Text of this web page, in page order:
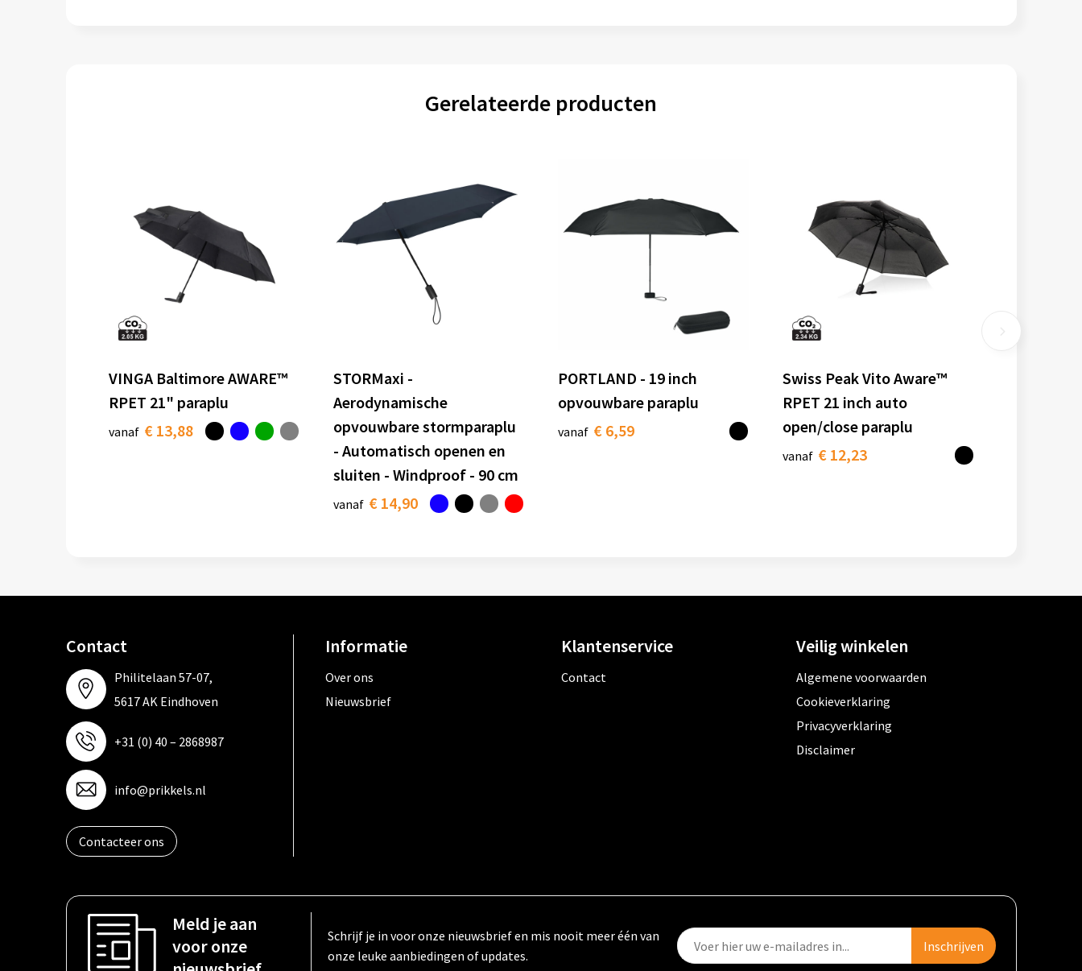
Gerelateerde producten
VINGA Baltimore AWARE™
RPET 21" paraplu
vanaf € 13,88
STORMaxi -
Aerodynamische
opvouwbare stormparaplu
- Automatisch openen en
sluiten - Windproof - 90 cm
vanaf € 14,90
PORTLAND - 19 inch
opvouwbare paraplu
vanaf € 6,59
Swiss Peak Vito Aware™
RPET 21 inch auto
open/close paraplu
vanaf € 12,23
Contact
Philitelaan 57-07,
5617 AK Eindhoven
+31 (0) 40 – 2868987
info@prikkels.nl
Contacteer ons
Informatie
Over ons
Nieuwsbrief
Klantenservice
Contact
Veilig winkelen
Algemene voorwaarden
Cookieverklaring
Privacyverklaring
Disclaimer
Meld je aan
voor onze
Schrijf je in voor onze nieuwsbrief en mis nooit meer één van
onze leuke aanbiedingen of updates.